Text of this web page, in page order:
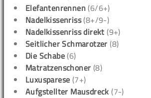
Elefantenrennen (6/6+)
Nadelkissenriss(8+/9-)
Nadelkissenriss direkt (9+)
Seitlicher Schmarotzer (8)
Die Schabe (6)
Matratzenschoner (8)
Luxusparese (7+)
Aufgstellter Mausdreck (7-)